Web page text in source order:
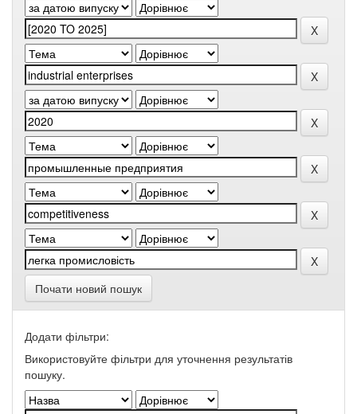
Почати новий пошук
Додати фільтри:
Використовуйте фільтри для уточнення результатів
пошуку.